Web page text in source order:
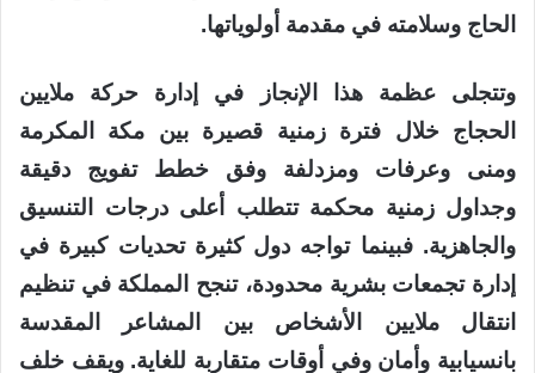
الحاج وسلامته في مقدمة أولوياتها.
وتتجلى عظمة هذا الإنجاز في إدارة حركة ملايين
الحجاج خلال فترة زمنية قصيرة بين مكة المكرمة
ومنى وعرفات ومزدلفة وفق خطط تفويج دقيقة
وجداول زمنية محكمة تتطلب أعلى درجات التنسيق
والجاهزية. فبينما تواجه دول كثيرة تحديات كبيرة في
إدارة تجمعات بشرية محدودة، تنجح المملكة في تنظيم
انتقال ملايين الأشخاص بين المشاعر المقدسة
بانسيابية وأمان وفي أوقات متقاربة للغاية. ويقف خلف